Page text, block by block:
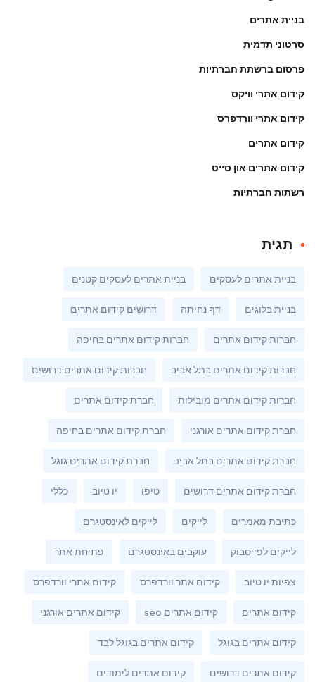
בניית אתרים
סרטוני תדמית
פרסום ברשתת חברתיות
קידום אתרי וויקס
קידום אתרי וורדפרס
קידום אתרים
קידום אתרים און סייט
רשתות חברתיות
תגית
בניית אתרים לעסקים בניית אתרים לעסקים קטנים
בניית בלוגים דף נחיתה דרושים קידום אתרים
חברות קידום אתרים חברות קידום אתרים בחיפה
חברות קידום אתרים בתל אביב חברות קידום אתרים דרושים
חברות קידום אתרים מובילות חברת קידום אתרים
חברת קידום אתרים אורגני חברת קידום אתרים בחיפה
חברת קידום אתרים בתל אביב חברת קידום אתרים גוגל
חברת קידום אתרים דרושים טיפו יו טיוב כללי
כתיבת מאמרים לייקים לייקים לאינסטגרם
לייקים לפייסבוק עוקבים באינסטגרם פתיחת אתר
צפיות יו טיוב קידום אתר וורדפרס קידום אתרי וורדפרס
קידום אתרים קידום אתרים seo קידום אתרים אורגני
קידום אתרים בגוגל קידום אתרים בגוגל לבד
קידום אתרים דרושים קידום אתרים לימודים